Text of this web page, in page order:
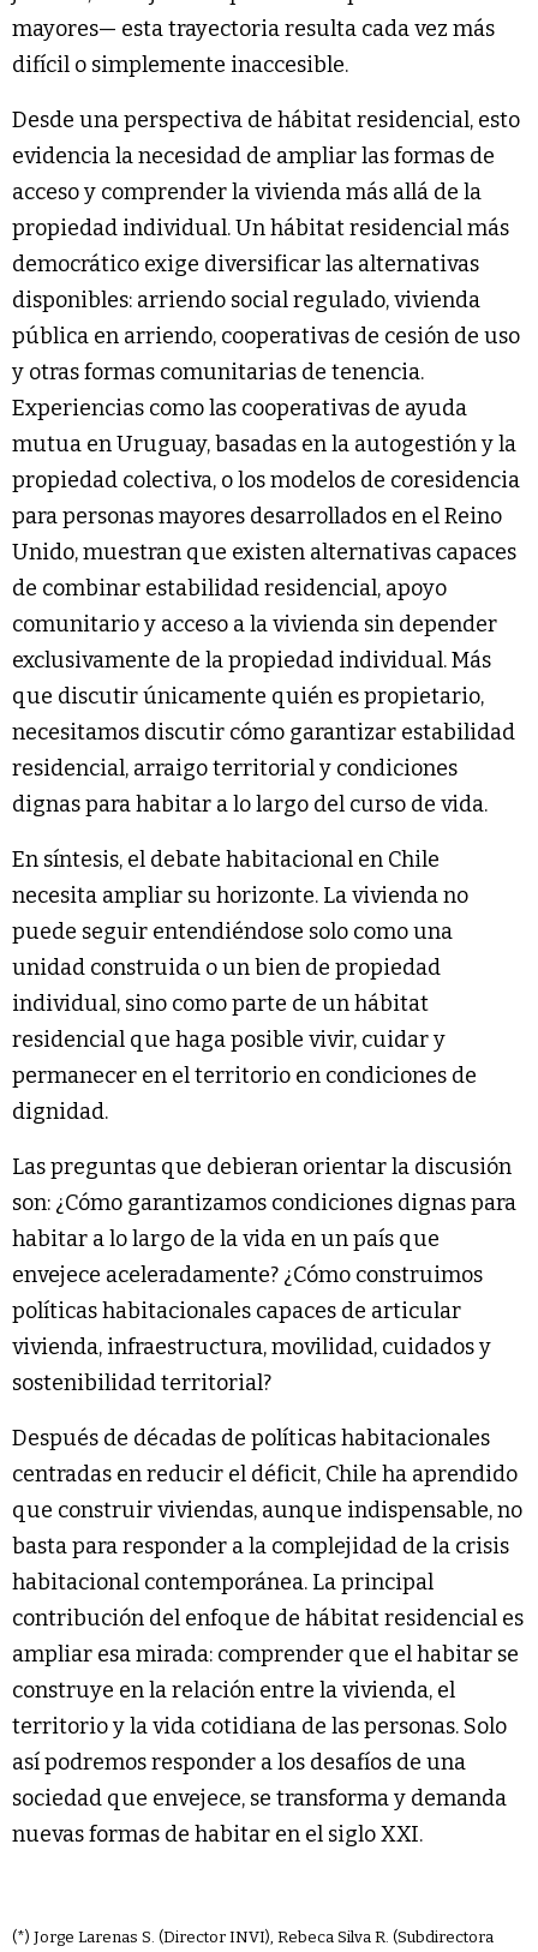
mayores— esta trayectoria resulta cada vez más
difícil o simplemente inaccesible.
Desde una perspectiva de hábitat residencial, esto
evidencia la necesidad de ampliar las formas de
acceso y comprender la vivienda más allá de la
propiedad individual. Un hábitat residencial más
democrático exige diversificar las alternativas
disponibles: arriendo social regulado, vivienda
pública en arriendo, cooperativas de cesión de uso
y otras formas comunitarias de tenencia.
Experiencias como las cooperativas de ayuda
mutua en Uruguay, basadas en la autogestión y la
propiedad colectiva, o los modelos de coresidencia
para personas mayores desarrollados en el Reino
Unido, muestran que existen alternativas capaces
de combinar estabilidad residencial, apoyo
comunitario y acceso a la vivienda sin depender
exclusivamente de la propiedad individual. Más
que discutir únicamente quién es propietario,
necesitamos discutir cómo garantizar estabilidad
residencial, arraigo territorial y condiciones
dignas para habitar a lo largo del curso de vida.
En síntesis, el debate habitacional en Chile
necesita ampliar su horizonte. La vivienda no
puede seguir entendiéndose solo como una
unidad construida o un bien de propiedad
individual, sino como parte de un hábitat
residencial que haga posible vivir, cuidar y
permanecer en el territorio en condiciones de
dignidad.
Las preguntas que debieran orientar la discusión
son: ¿Cómo garantizamos condiciones dignas para
habitar a lo largo de la vida en un país que
envejece aceleradamente? ¿Cómo construimos
políticas habitacionales capaces de articular
vivienda, infraestructura, movilidad, cuidados y
sostenibilidad territorial?
Después de décadas de políticas habitacionales
centradas en reducir el déficit, Chile ha aprendido
que construir viviendas, aunque indispensable, no
basta para responder a la complejidad de la crisis
habitacional contemporánea. La principal
contribución del enfoque de hábitat residencial es
ampliar esa mirada: comprender que el habitar se
construye en la relación entre la vivienda, el
territorio y la vida cotidiana de las personas. Solo
así podremos responder a los desafíos de una
sociedad que envejece, se transforma y demanda
nuevas formas de habitar en el siglo XXI.
(*) Jorge Larenas S. (Director INVI), Rebeca Silva R. (Subdirectora